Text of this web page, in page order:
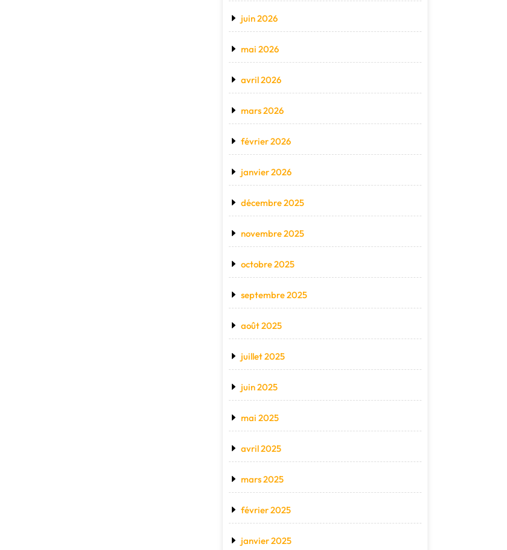
juin 2026
mai 2026
avril 2026
mars 2026
février 2026
janvier 2026
décembre 2025
novembre 2025
octobre 2025
septembre 2025
août 2025
juillet 2025
juin 2025
mai 2025
avril 2025
mars 2025
février 2025
janvier 2025